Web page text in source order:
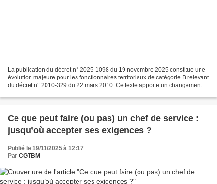
La publication du décret n° 2025-1098 du 19 novembre 2025 constitue une
évolution majeure pour les fonctionnaires territoriaux de catégorie B relevant
du décret n° 2010-329 du 22 mars 2010. Ce texte apporte un changement
Ce que peut faire (ou pas) un chef de service :
jusqu’où accepter ses exigences ?
Publié le 19/11/2025 à 12:17
Par CGTBM